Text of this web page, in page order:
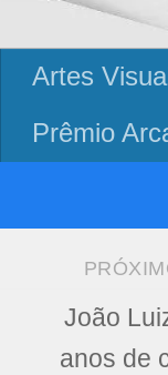
Artes
Prêmio
João
anos de